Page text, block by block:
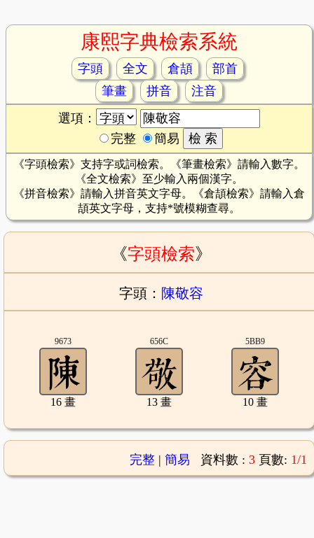
康熙字典檢索系統
字頭 全文 倉頡
部首
筆畫
拼音
注音
選項：
完整
簡易
《字頭檢索》支持字或詞檢索。《筆畫檢索》請輸入數字。
《全文檢索》至少輸入兩個漢字。
《拼音檢索》請輸入拼音英文字母。《倉頡檢索》請輸入倉
頡英文字母，支持*號模糊查尋。
《字頭檢索》
字頭： 陳敬容
9673
16 畫
656C
13 畫
5BB9
10 畫
完整| 簡易 資料數 : 3 頁數: 1/1